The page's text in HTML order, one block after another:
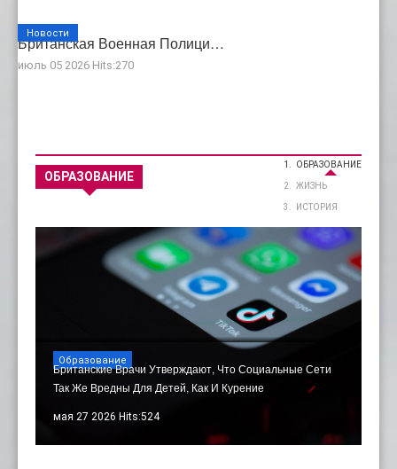
Британская Военная Полици…
июль 05 2026 Hits:270
Новости
ОБРАЗОВАНИЕ
ОБРАЗОВАНИЕ
ЖИЗНЬ
ИСТОРИЯ
Британские Врачи Утверждают, Что Социальные Сети
Так Же Вредны Для Детей, Как И Курение
мая 27 2026 Hits:524
Образование